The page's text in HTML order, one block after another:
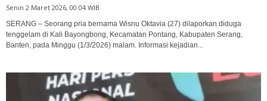
Senin 2 Maret 2026, 00:04 WIB
SERANG – Seorang pria bernama Wisnu Oktavia (27) dilaporkan diduga
tenggelam di Kali Bayongbong, Kecamatan Pontang, Kabupaten Serang,
Banten, pada Minggu (1/3/2026) malam. Informasi kejadian...